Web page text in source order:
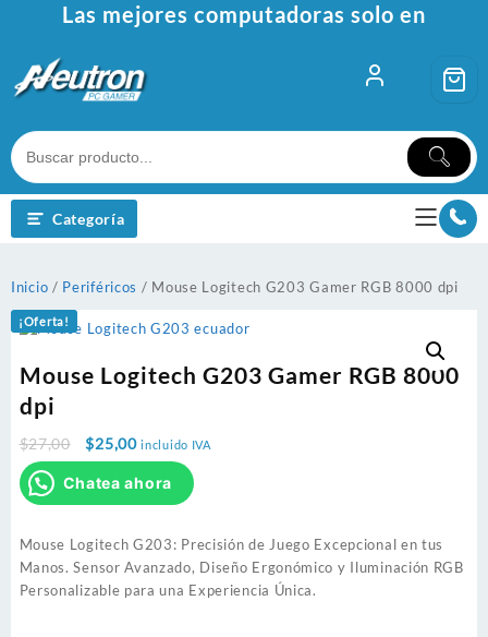
contenido
Las mejores computadoras solo en
Categoría
Inicio / Periféricos / Mouse Logitech G203 Gamer RGB 8000 dpi
¡Oferta!
Mouse Logitech G203 Gamer RGB 8000
dpi
$27,00
Original
price
was:
$27,00.
$25,00Current
price
is:
$25,00.
incluido IVA
Chatea ahora
Mouse Logitech G203: Precisión de Juego Excepcional en tus
Manos. Sensor Avanzado, Diseño Ergonómico y Iluminación RGB
Personalizable para una Experiencia Única.